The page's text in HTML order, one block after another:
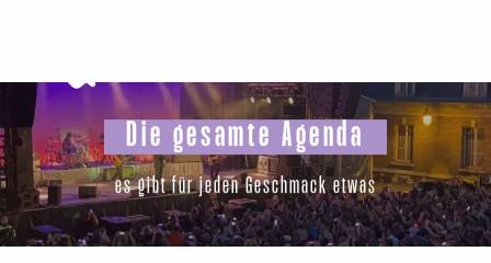
principal
Die gesamte Agenda
es gibt für jeden Geschmack etwas